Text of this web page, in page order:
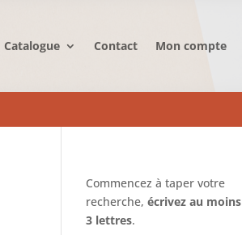
Catalogue Contact Mon compte
Commencez à taper votre
recherche,écrivez au moins
3 lettres.